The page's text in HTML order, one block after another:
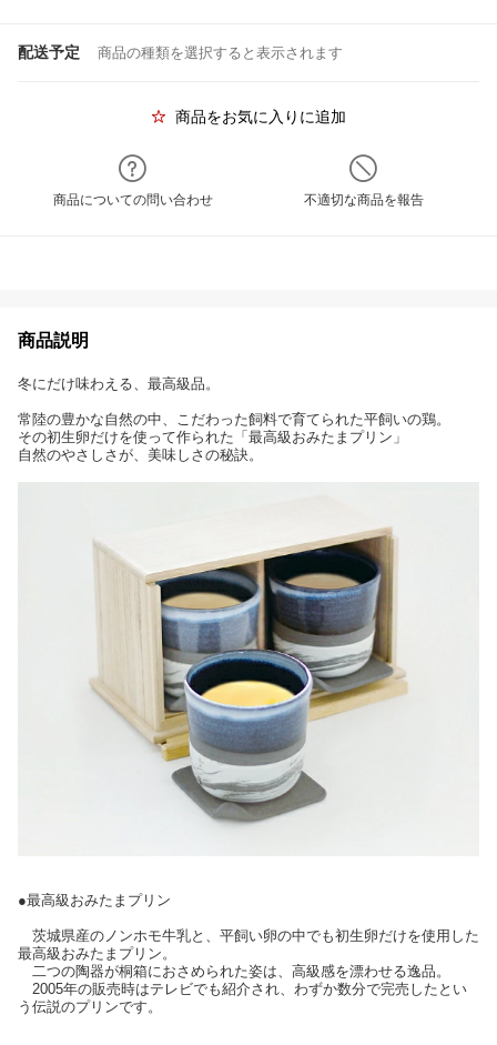
配送予定 商品の種類を選択すると表示されます
商品をお気に入りに追加
商品についての問い合わせ 不適切な商品を報告
商品説明
冬にだけ味わえる、最高級品。
常陸の豊かな自然の中、こだわった飼料で育てられた平飼いの鶏。
その初生卵だけを使って作られた「最高級おみたまプリン」
自然のやさしさが、美味しさの秘訣。
●最高級おみたまプリン
茨城県産のノンホモ牛乳と、平飼い卵の中でも初生卵だけを使用した
最高級おみたまプリン。
二つの陶器が桐箱におさめられた姿は、高級感を漂わせる逸品。
2005年の販売時はテレビでも紹介され、わずか数分で完売したとい
う伝説のプリンです。